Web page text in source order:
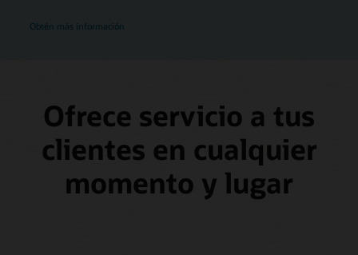
Obtén más información
Ofrece servicio a tus
clientes en cualquier
momento y lugar